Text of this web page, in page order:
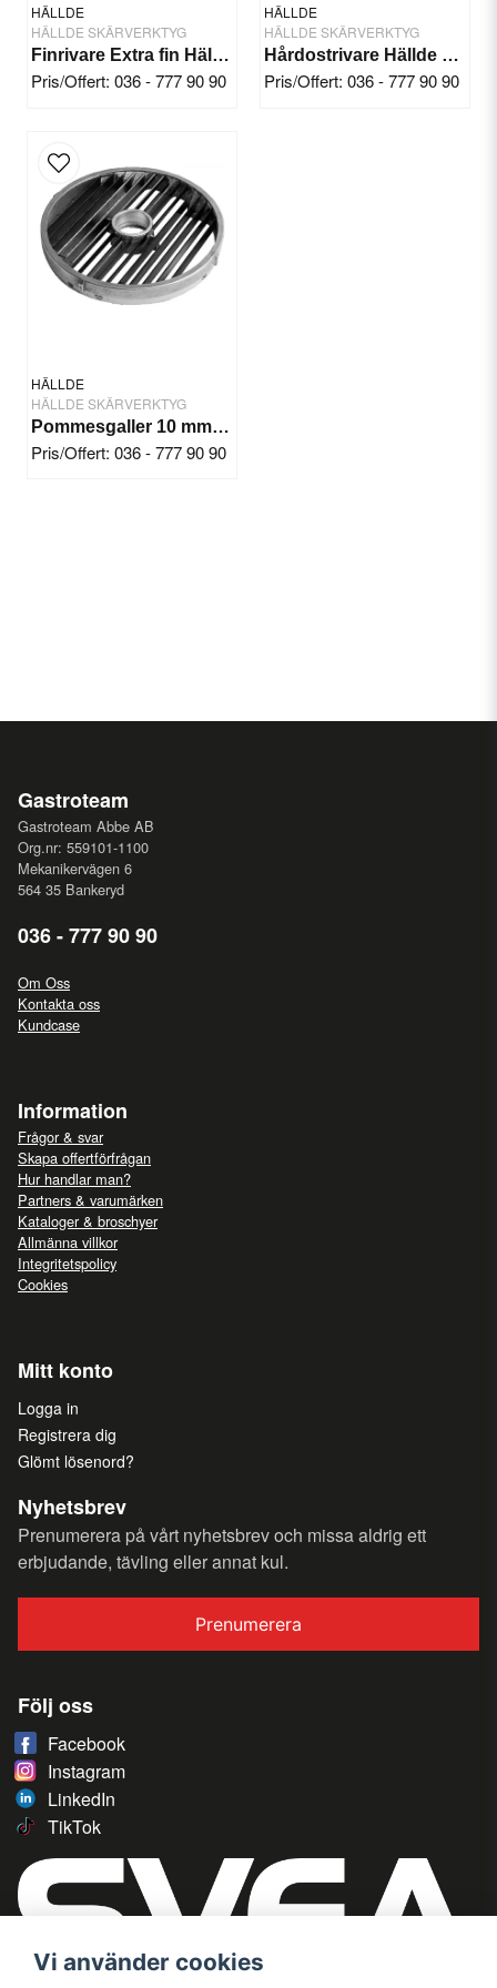
HÄLLDE
HÄLLDE SKÄRVERKTYG
Finrivare Extra fin Hällde RG-300i/350/400
Pris/Offert: 036 - 777 90 90
HÄLLDE
HÄLLDE SKÄRVERKTYG
Hårdostrivare Hällde RG-200/250
Pris/Offert: 036 - 777 90 90
HÄLLDE
HÄLLDE SKÄRVERKTYG
Pommesgaller 10 mm Hällde RG-350/300i/400/400i
Pris/Offert: 036 - 777 90 90
Gastroteam
Gastroteam Abbe AB
Org.nr: 559101-1100
Mekanikervägen 6
564 35 Bankeryd
036 - 777 90 90
Om Oss
Kontakta oss
Kundcase
Information
Frågor & svar
Skapa offertförfrågan
Hur handlar man?
Partners & varumärken
Kataloger & broschyer
Allmänna villkor
Integritetspolicy
Cookies
Mitt konto
Logga in
Registrera dig
Glömt lösenord?
Nyhetsbrev
Prenumerera på vårt nyhetsbrev och missa aldrig ett
erbjudande, tävling eller annat kul.
Prenumerera
Följ oss
Facebook
Instagram
LinkedIn
TikTok
Vi använder cookies